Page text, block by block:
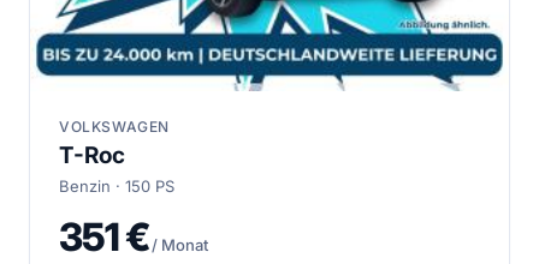
VOLKSWAGEN
T-Roc
Benzin · 150 PS
351 €/ Monat